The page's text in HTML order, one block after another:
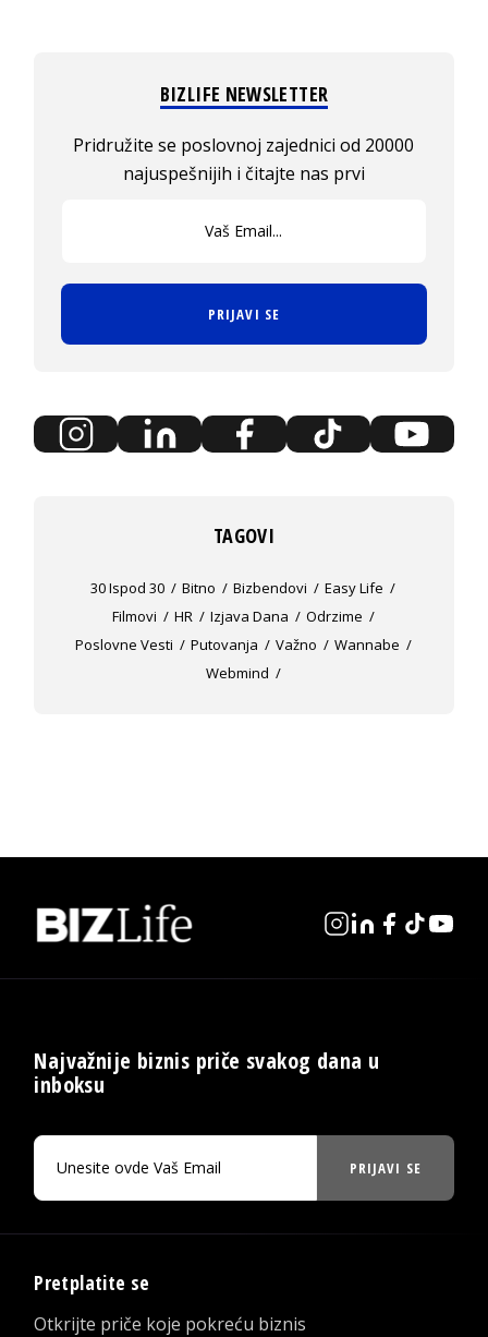
BIZLIFE NEWSLETTER
Pridružite se poslovnoj zajednici od 20000
najuspešnijih i čitajte nas prvi
PRIJAVI SE
TAGOVI
30 Ispod 30 Bitno Bizbendovi
Easy Life
Filmovi
HR Izjava Dana
Odrzime
Poslovne Vesti
Putovanja Važno
Wannabe
Webmind
Najvažnije biznis priče svakog dana u
inboksu
PRIJAVI SE
Pretplatite se
Otkrijte priče koje pokreću biznis